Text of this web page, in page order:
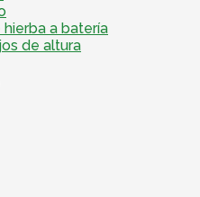
a batería
de altura